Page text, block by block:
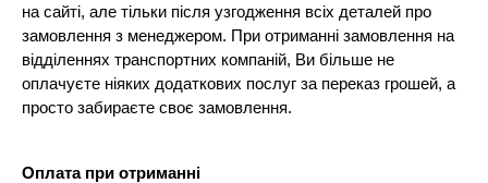
на сайті, але тільки після узгодження всіх деталей про
замовлення з менеджером. При отриманні замовлення на
відділеннях транспортних компаній, Ви більше не
оплачуєте ніяких додаткових послуг за переказ грошей, а
просто забираєте своє замовлення.
Оплата при отриманні